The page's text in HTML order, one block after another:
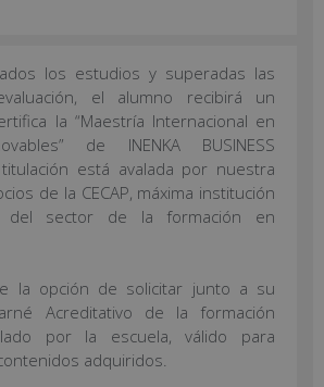
los estudios y superadas las
el alumno recibirá un
la “Maestría Internacional en
de INENKA BUSINESS
titulación está avalada por nuestra
de la CECAP, máxima institución
del sector de la formación en
la opción de solicitar junto a su
Acreditativo de la formación
por la escuela, válido para
adquiridos.